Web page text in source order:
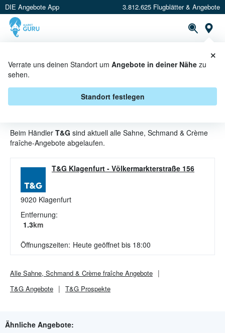
DIE Angebote App 3.812.625 Flugblätter & Angebote
Verrate uns deinen Standort um Angebote in deiner Nähe zu
sehen.
Standort festlegen
×
SAHNE, SCHMAND & CRÈME
FRAÎCHE ANGEBOTE & AKTIONEN
BEI T&G
Beim Händler T&G sind aktuell alle Sahne, Schmand & Crème
fraîche-Angebote abgelaufen.
T&G Klagenfurt - Völkermarkterstraße 156
9020 Klagenfurt
Entfernung:
1.3km
Öffnungszeiten: Heute geöffnet bis 18:00
Alle Sahne, Schmand & Crème fraîche Angebote
T&G Angebote T&G Prospekte
Ähnliche Angebote: